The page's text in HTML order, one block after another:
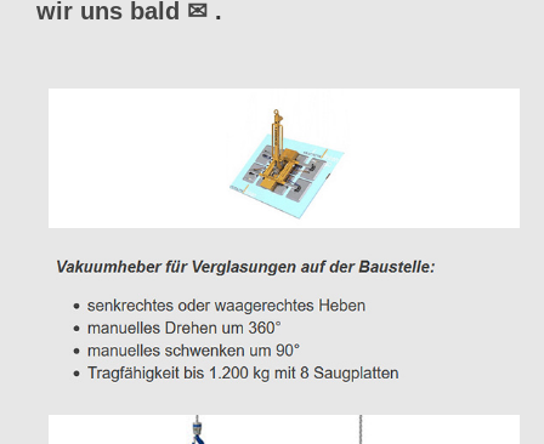
wir uns bald ✉ .